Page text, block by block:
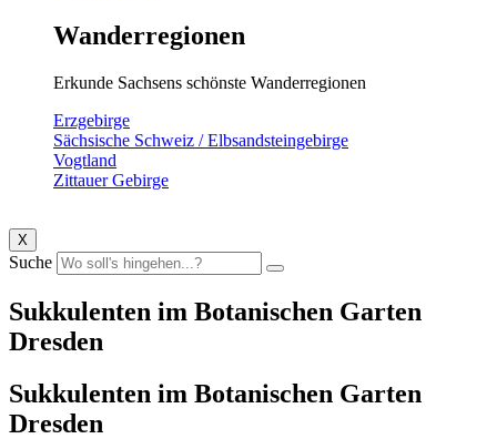
Wanderregionen
Erkunde Sachsens schönste Wanderregionen
Erzgebirge
Sächsische Schweiz / Elbsandsteingebirge
Vogtland
Zittauer Gebirge
X
Suche
Sukkulenten im Botanischen Garten
Dresden
Sukkulenten im Botanischen Garten
Dresden